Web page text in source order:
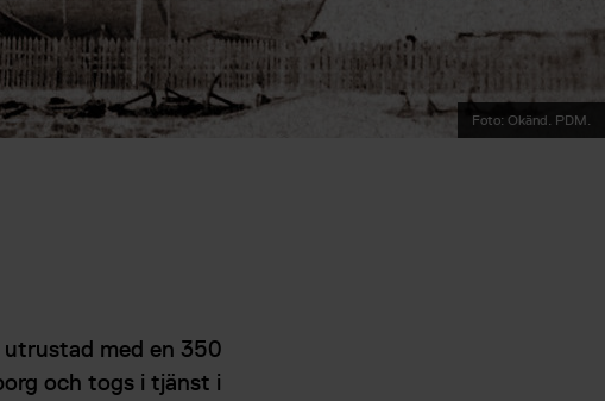
Foto: Okänd. PDM.
med en 350
och togs i tjänst i